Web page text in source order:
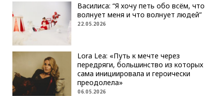
Василиса: “Я хочу петь обо всём, что
волнует меня и что волнует людей”
22.05.2026
Lora Lea: «Путь к мечте через
передряги, большинство из которых
сама инициировала и героически
преодолела»
06.05.2026